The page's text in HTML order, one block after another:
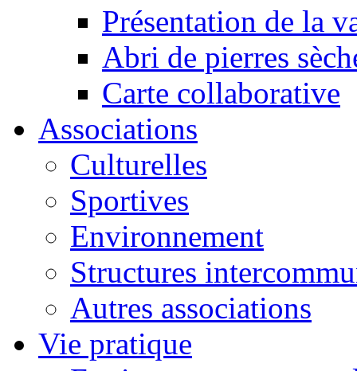
Présentation de la
Abri de pierres
Carte collaborative
Associations
Culturelles
Sportives
Environnement
Structures
Autres associations
Vie pratique